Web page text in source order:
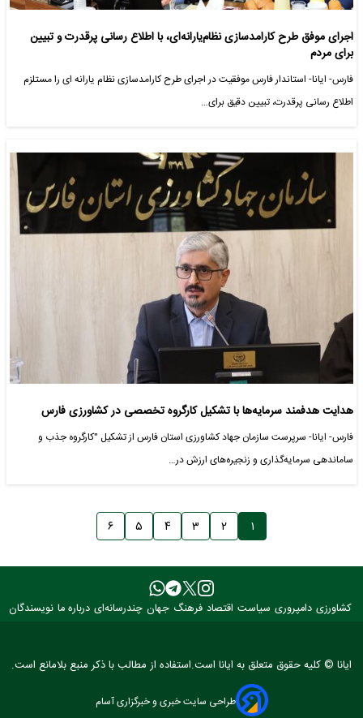
اجرای موفق طرح کارامدسازی نظام‌یارانه‌ای، با اطلاع رسانی پرقدرت و تبیین
برای مردم
فارس- ایانا- استاندار فارس موفقیت در اجرای طرح کارامدسازی نظام یارانه ای را مستلزم
اطلاع رسانی پرقدرت، تبیین دقیق برای…
هدایت هدفمند سرمایه‌ها با تشکیل کارگروه تخصصی در کشاورزی فارس
فارس- ایانا- سرپرست سازمان جهاد کشاورزی استان فارس از تشکیل "کارگروه جذب و
ساماندهی سرمایه‌گذاری و زنجیره‌های ارزش در…
۱ ۲ ۳ ۴ ۵ ۶
کشاورزی دامپروری سیاست اقتصاد فرهنگ جهان چندرسانه‌ای درباره ما نویسندگان
ایانا © کلیه حقوق متعلق به ایانا است.استفاده از مطالب با ذکر منبع بلامانع است.
طراحی سایت خبری و خبرگزاری آسام